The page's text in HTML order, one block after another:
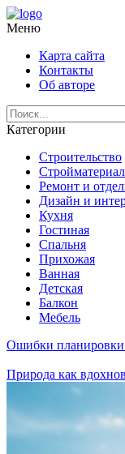
Меню
Карта сайта
Контакты
Об авторе
Категории
Строительство
Ремонт и
Дизайн и
Кухня
Гостиная
Спальня
Прихожая
Ванная
Детская
Балкон
Мебель
Ошибки планировки
Природа как